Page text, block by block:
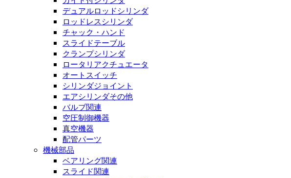
デュアルロッドシリンダ
ロッドレスシリンダ
チャック・ハンド
スライドテーブル
クランプシリンダ
ロータリアクチュエータ
オートスイッチ
シリンダジョイント
エアシリンダその他
バルブ関連
空圧制御機器
真空機器
配管パーツ
機械部品
ベアリング関連
スライド関連